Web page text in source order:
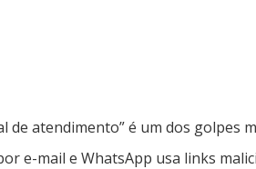
de atendimento” é um dos golpes
e-mail e WhatsApp usa links